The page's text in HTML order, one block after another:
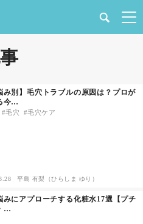
み別】毛穴トラブルの原因は？プロが
今…
毛穴 毛穴ケア
平島 有梨（ひらしま ゆり）
みにアプローチする化粧水17選【プチ
…